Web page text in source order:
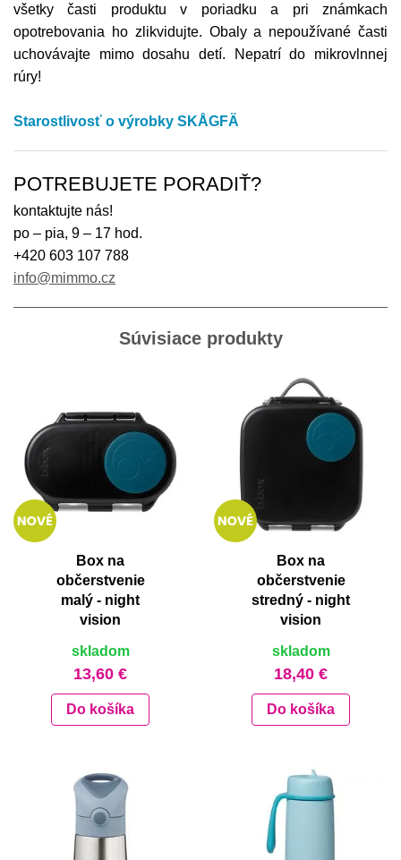
všetky časti produktu v poriadku a pri známkach
opotrebovania ho zlikvidujte. Obaly a nepoužívané časti
uchovávajte mimo dosahu detí. Nepatrí do mikrovlnnej
rúry!
Starostlivosť o výrobky SKÅGFÄ
POTREBUJETE PORADIŤ?
kontaktujte nás!
po – pia, 9 – 17 hod.
+420 603 107 788
info@mimmo.cz
Súvisiace produkty
Box na
občerstvenie
malý - night
vision
skladom
13,60 €
Do košíka
Box na
občerstvenie
stredný - night
vision
skladom
18,40 €
Do košíka